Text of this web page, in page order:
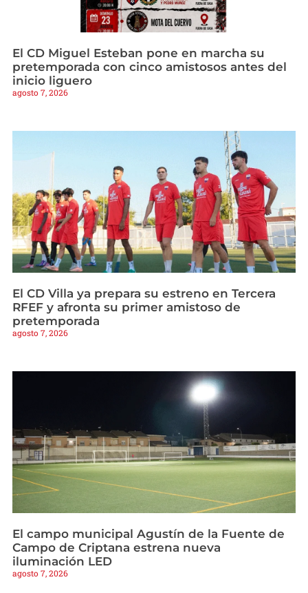
El CD Miguel Esteban pone en marcha su
pretemporada con cinco amistosos antes del
inicio liguero
agosto 7, 2026
El CD Villa ya prepara su estreno en Tercera
RFEF y afronta su primer amistoso de
pretemporada
agosto 7, 2026
El campo municipal Agustín de la Fuente de
Campo de Criptana estrena nueva
iluminación LED
agosto 7, 2026